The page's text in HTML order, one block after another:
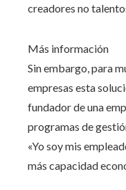
creadores no
Más información
Sin embargo, para
empresas esta
fundador de una
programas de
«Yo soy mis
más capacidad